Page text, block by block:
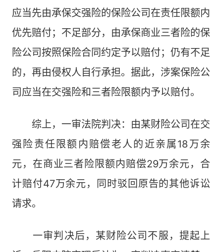
应当先由承保交强险的保险公司在责任限额内
优先赔付；不足部分，由承保商业三者险的保
险公司按照保险合同约定予以赔付；仍有不足
的，再由侵权人自行承担。据此，涉案保险公
司应当在交强险和三者险限额内予以赔付。
综上，一审法院判决：由某财险公司在交
强险责任限额内赔偿老人的近亲属18万余
元，在商业三者险限额内赔偿29万余元，合
计赔付47万余元，同时驳回原告的其他诉讼
请求。
一审判决后，某财险公司不服，提起上